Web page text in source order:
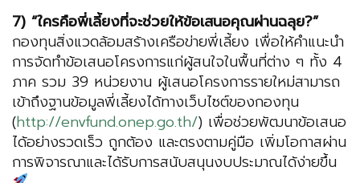
7) “ใครคือพี่เลี้ยงที่จะช่วยให้ข้อเสนอคุณผ่านฉลุย?”
กองทุนสิ่งแวดล้อมสร้างเครือข่ายพี่เลี้ยง เพื่อให้คำแนะนำ
การจัดทำข้อเสนอโครงการแก่ผู้สนใจในพื้นที่ต่าง ๆ ทั้ง 4
ภาค รวม 39 หน่วยงาน ผู้เสนอโครงการรายใหม่สามารถ
เข้าถึงฐานข้อมูลพี่เลี้ยงได้ทางเว็บไซต์ของกองทุน
(http://envfund.onep.go.th/) เพื่อช่วยพัฒนาข้อเสนอ
ได้อย่างรวดเร็ว ถูกต้อง และตรงตามคู่มือ เพิ่มโอกาสผ่าน
การพิจารณาและได้รับการสนับสนุนงบประมาณได้ง่ายขึ้น